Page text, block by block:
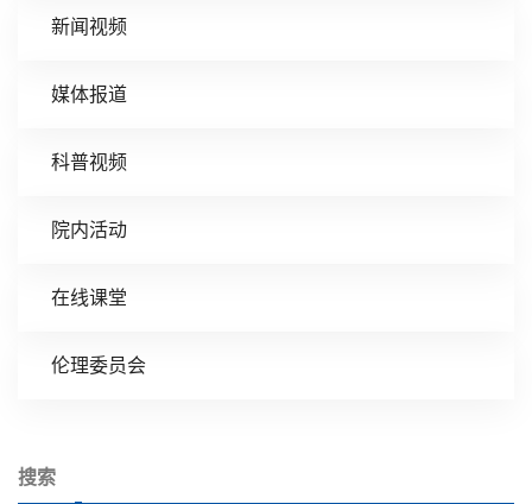
新闻视频
媒体报道
科普视频
院内活动
在线课堂
伦理委员会
搜索